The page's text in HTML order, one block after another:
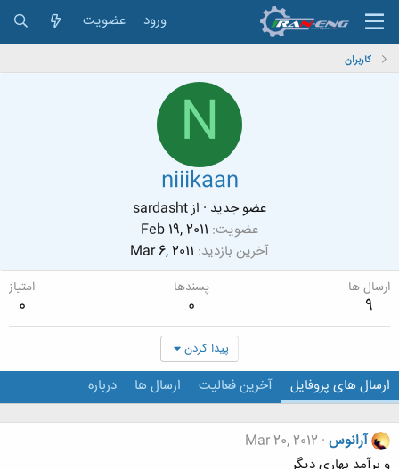
ورود عضویت
کاربران
N
niiikaan
عضو جدید · ازsardasht
عضویت Feb 19, 2011
آخرین بازدید Mar 6, 2011
ارسال ها
9
پسندها
0
امتیاز
0
پیدا کردن
ارسال های پروفایل آخرین فعالیت ارسال ها درباره
آرانوس Mar 20, 2012